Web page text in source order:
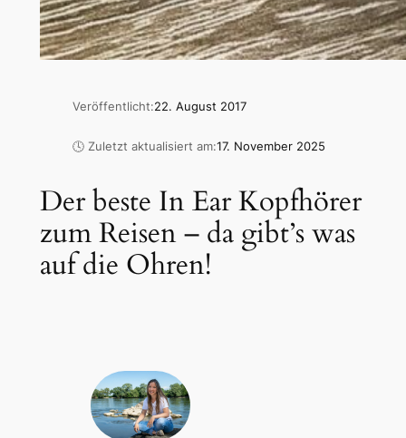
Veröffentlicht:22. August 2017
🕓 Zuletzt aktualisiert am:17. November 2025
Der beste In Ear Kopfhörer
zum Reisen – da gibt’s was
auf die Ohren!